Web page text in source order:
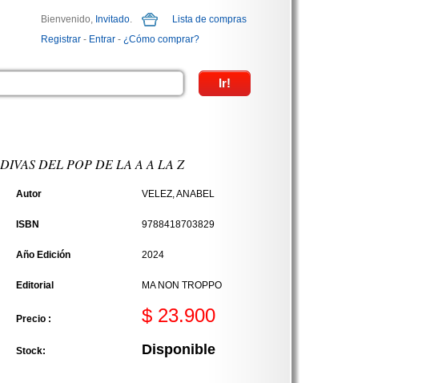
Bienvenido, Invitado.
Lista de compras
Registrar - Entrar - ¿Cómo comprar?
DIVAS DEL POP DE LA A A LA Z
Autor VELEZ, ANABEL
ISBN 9788418703829
Año Edición 2024
Editorial MA NON TROPPO
Precio : $ 23.900
Stock: Disponible